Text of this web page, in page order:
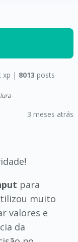
xp | 8013 posts
3 meses atrás
para
muito
valores e
da